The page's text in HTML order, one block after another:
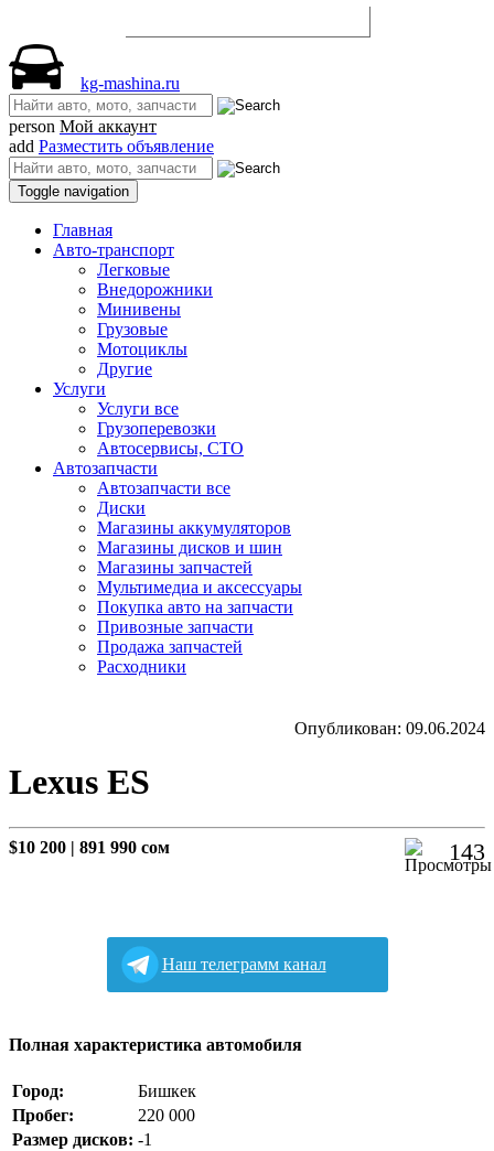
kg-mashina.ru
person Мой аккаунт
add Разместить объявление
Toggle navigation
Главная
Авто-транспорт
Легковые
Внедорожники
Минивены
Грузовые
Мотоциклы
Другие
Услуги
Услуги все
Грузоперевозки
Автосервисы, СТО
Автозапчасти
Автозапчасти все
Диски
Магазины аккумуляторов
Магазины дисков и шин
Магазины запчастей
Мультимедиа и аксессуары
Покупка авто на запчасти
Привозные запчасти
Продажа запчастей
Расходники
Опубликован: 09.06.2024
Lexus ES
$10 200 | 891 990 сом 143
Наш телеграмм канал
Полная характеристика автомобиля
Город:
Бишкек
Пробег:
220 000
Размер дисков: -1